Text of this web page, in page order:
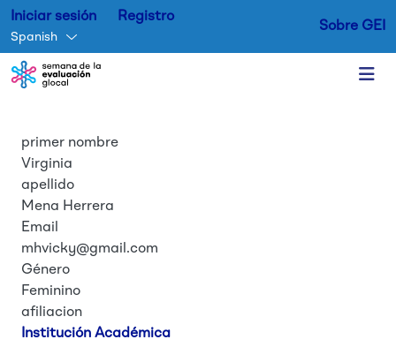
Iniciar sesión Registro
Spanish
Sobre GEI
primer nombre
Virginia
apellido
Mena Herrera
Email
mhvicky@gmail.com
Género
Feminino
afiliacion
Institución Académica